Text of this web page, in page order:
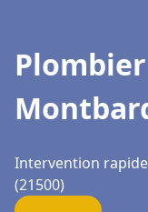
Intervention
(21500)